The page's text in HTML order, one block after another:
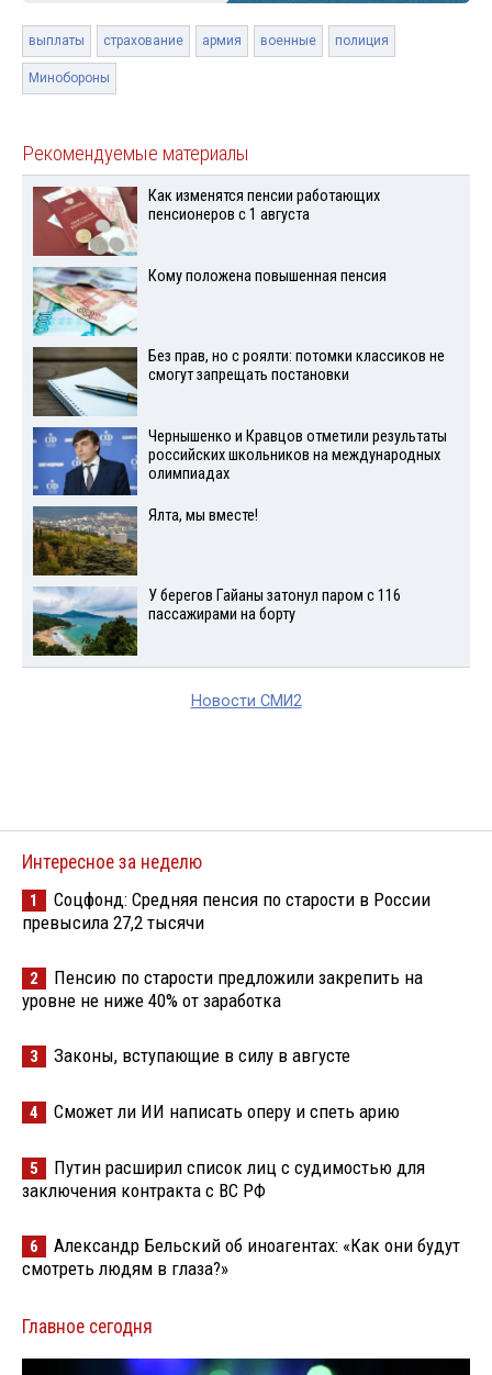
выплаты страхование армия военные полиция
Минобороны
Рекомендуемые материалы
Как изменятся пенсии работающих
пенсионеров с 1 августа
Кому положена повышенная пенсия
Без прав, но с роялти: потомки классиков не
смогут запрещать постановки
Чернышенко и Кравцов отметили результаты
российских школьников на международных
олимпиадах
Ялта, мы вместе!
У берегов Гайаны затонул паром с 116
пассажирами на борту
Новости СМИ2
Интересное за неделю
1
Соцфонд: Средняя пенсия по старости в России
превысила 27,2 тысячи
2
Пенсию по старости предложили закрепить на
уровне не ниже 40% от заработка
3 Законы, вступающие в силу в августе
4 Сможет ли ИИ написать оперу и спеть арию
5
Путин расширил список лиц с судимостью для
заключения контракта с ВС РФ
6
Александр Бельский об иноагентах: «Как они будут
смотреть людям в глаза?»
Главное сегодня